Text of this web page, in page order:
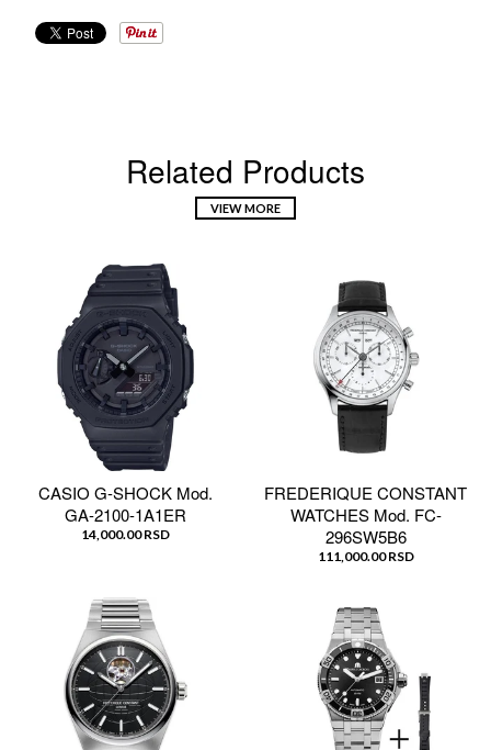
Related Products
VIEW MORE
CASIO G-SHOCK Mod.
GA-2100-1A1ER
14,000.00 RSD
FREDERIQUE CONSTANT
WATCHES Mod. FC-
296SW5B6
111,000.00 RSD